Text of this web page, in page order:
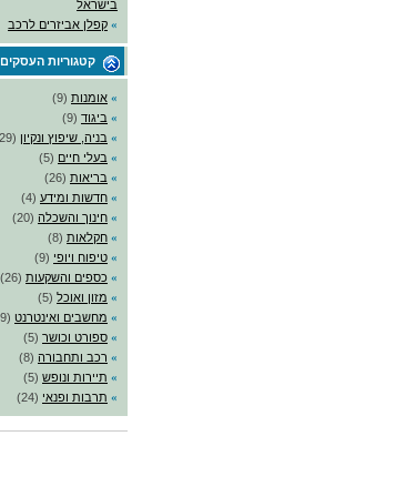
בישראל
» קפלן אביזרים לרכב
קטגוריות העסקים
» אומנות (9)
» ביגוד (9)
» בניה, שיפוץ ונקיון (29)
» בעלי חיים (5)
» בריאות (26)
» חדשות ומידע (4)
» חינוך והשכלה (20)
» חקלאות (8)
» טיפוח ויופי (9)
» כספים והשקעות (26)
» מזון ואוכל (5)
» מחשבים ואינטרנט (69)
» ספורט וכושר (5)
» רכב ותחבורה (8)
» תיירות ונופש (5)
» תרבות ופנאי (24)